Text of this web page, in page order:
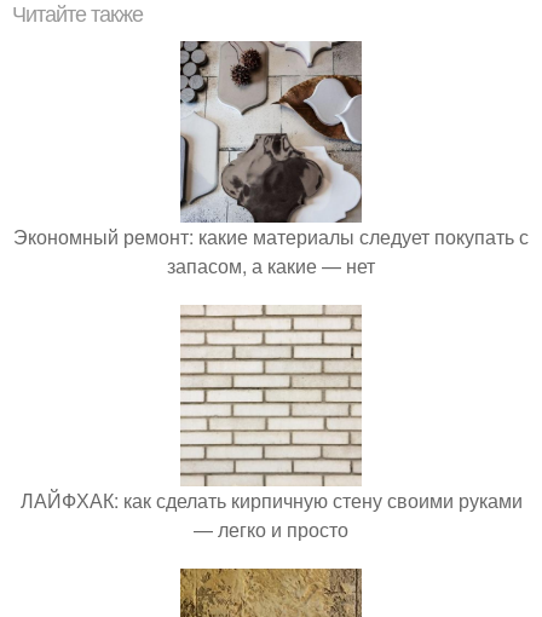
Читайте также
Экономный ремонт: какие материалы следует покупать с
запасом, а какие — нет
ЛАЙФХАК: как сделать кирпичную стену своими руками
— легко и просто